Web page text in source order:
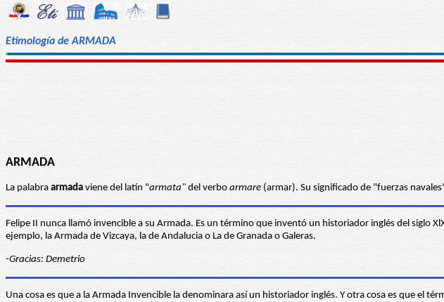
Etimología de ARMADA
ARMADA
La palabra armada viene del latín "armata" del verbo armare (armar). Su significado de "fuerzas
Felipe II nunca llamó invencible a su Armada. Es un término que inventó un historiador inglés del siglo
ejemplo, la Armada de Vizcaya, la de Andalucia o La de Granada o Galeras.
-Gracias: Demetrio
Una cosa es que a la Armada Invencible la denominara así un historiador inglés. Y otra cosa es que el